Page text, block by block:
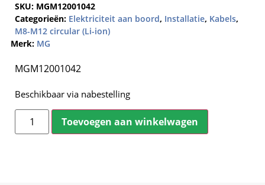
SKU: MGM12001042
Categorieën: Elektriciteit aan boord, Installatie, Kabels,
M8-M12 circular (Li-ion)
Merk: MG
MGM12001042
Beschikbaar via nabestelling
Toevoegen aan winkelwagen